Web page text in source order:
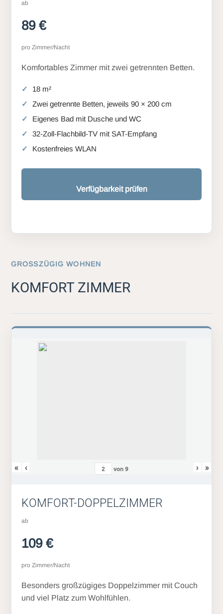
ab
89 €
pro Zimmer/Nacht
Komfortables Zimmer mit zwei getrennten Betten.
18 m²
Zwei getrennte Betten, jeweils 90 × 200 cm
Eigenes Bad mit Dusche und WC
32-Zoll-Flachbild-TV mit SAT-Empfang
Kostenfreies WLAN
Verfügbarkeit prüfen
GROSSZÜGIG WOHNEN
KOMFORT ZIMMER
« ‹ von9 › »
KOMFORT-DOPPELZIMMER
ab
109 €
pro Zimmer/Nacht
Besonders großzügiges Doppelzimmer mit Couch
und viel Platz zum Wohlfühlen.